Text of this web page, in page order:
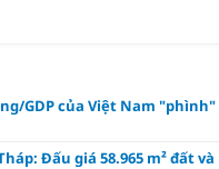
GDP của Việt Nam
Đấu giá 58.965 m² đất